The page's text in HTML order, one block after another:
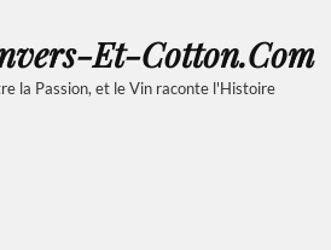
Et-Cotton.com
la Passion, et le Vin raconte l'Histoire